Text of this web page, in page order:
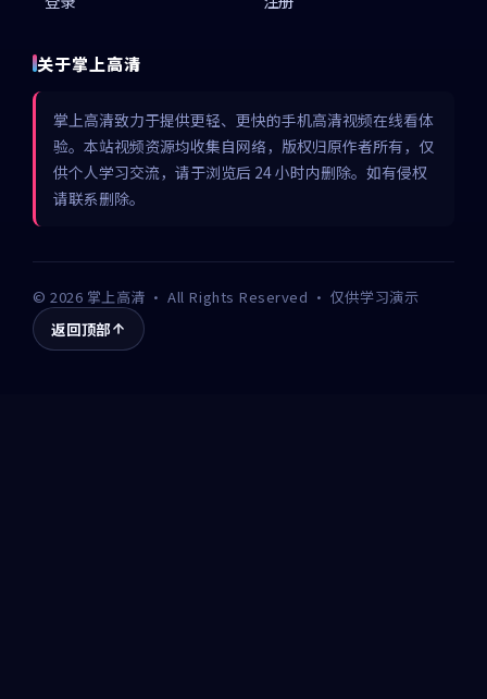
关于掌上高清
掌上高清致力于提供更轻、更快的手机高清视频在线看体
验。本站视频资源均收集自网络，版权归原作者所有，仅
供个人学习交流，请于浏览后 24 小时内删除。如有侵权
请联系删除。
©2026 掌上高清 · All Rights Reserved · 仅供学习演示
返回顶部